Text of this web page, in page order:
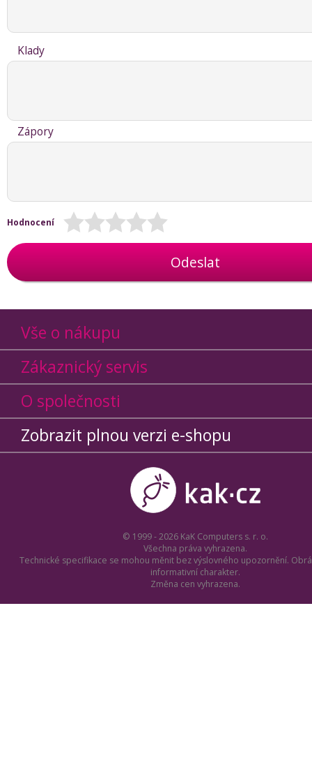
Klady
Zápory
Hodnocení
Odeslat
Vše o nákupu
Zákaznický servis
O společnosti
Zobrazit plnou verzi e-shopu
© 1999 - 2026 KaK Computers s. r. o.
Všechna práva vyhrazena.
Technické specifikace se mohou měnit bez výslovného upozornění.
informativní charakter.
Změna cen vyhrazena.